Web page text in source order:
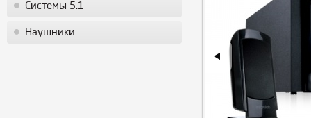
Системы 5.1
Наушники